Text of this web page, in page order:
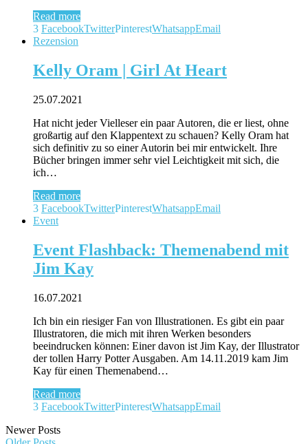
Read more
3 FacebookTwitterPinterestWhatsappEmail
Rezension
Kelly Oram | Girl At Heart
25.07.2021
Hat nicht jeder Vielleser ein paar Autoren, die er liest, ohne
großartig auf den Klappentext zu schauen? Kelly Oram hat
sich definitiv zu so einer Autorin bei mir entwickelt. Ihre
Bücher bringen immer sehr viel Leichtigkeit mit sich, die
ich…
Read more
3 FacebookTwitterPinterestWhatsappEmail
Event
Event Flashback: Themenabend mit
Jim Kay
16.07.2021
Ich bin ein riesiger Fan von Illustrationen. Es gibt ein paar
Illustratoren, die mich mit ihren Werken besonders
beeindrucken können: Einer davon ist Jim Kay, der Illustrator
der tollen Harry Potter Ausgaben. Am 14.11.2019 kam Jim
Kay für einen Themenabend…
Read more
3 FacebookTwitterPinterestWhatsappEmail
Newer Posts